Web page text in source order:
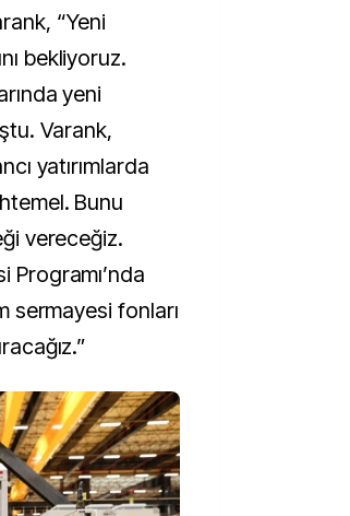
“Yeni
bekliyoruz.
yeni
Varank,
yatırımlarda
Bunu
vereceğiz.
Programı’nda
sermayesi fonları